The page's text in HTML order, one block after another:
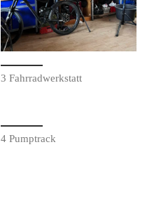
3 Fahrradwerkstatt
4 Pumptrack